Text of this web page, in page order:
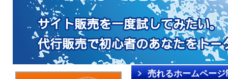
売れるホームページ